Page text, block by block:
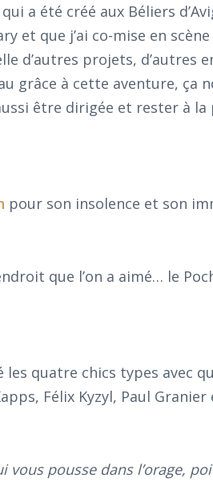
a été créé aux Béliers
et que j’ai co-mise en
d’autres projets, d’autres
grâce à cette aventure, ça
être dirigée et rester à
pour son insolence et son
que l’on a aimé… le
les quatre chics types avec
Félix Kyzyl, Paul
vous pousse dans l’orage,